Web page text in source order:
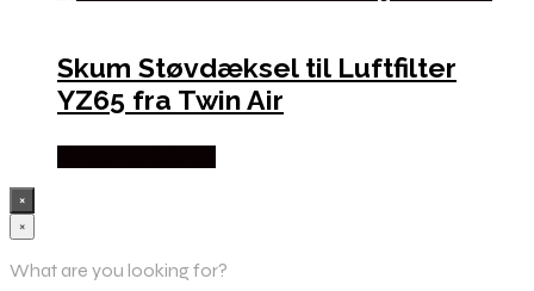
Skum Støvdæksel til Luftfilter
YZ65 fra Twin Air
×
×
What are you looking for?